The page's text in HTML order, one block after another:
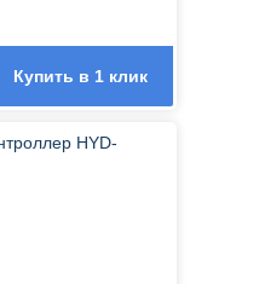
Купить в 1 клик